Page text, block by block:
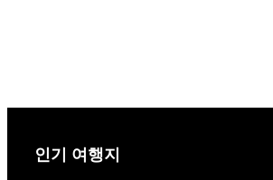
인기 여행지